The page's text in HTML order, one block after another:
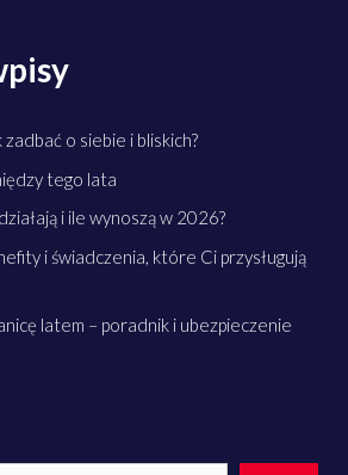
zadbać o siebie i bliskich?
tego lata
i ile wynoszą w 2026?
i świadczenia, które Ci przysługują
latem – poradnik i ubezpieczenie